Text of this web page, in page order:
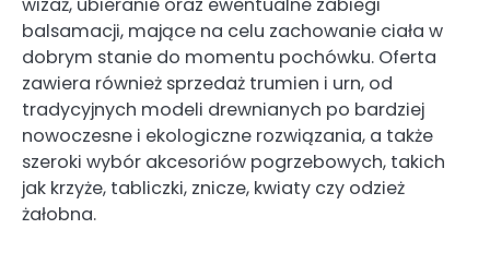
wizaż, ubieranie oraz ewentualne zabiegi
balsamacji, mające na celu zachowanie ciała w
dobrym stanie do momentu pochówku. Oferta
zawiera również sprzedaż trumien i urn, od
tradycyjnych modeli drewnianych po bardziej
nowoczesne i ekologiczne rozwiązania, a także
szeroki wybór akcesoriów pogrzebowych, takich
jak krzyże, tabliczki, znicze, kwiaty czy odzież
żałobna.